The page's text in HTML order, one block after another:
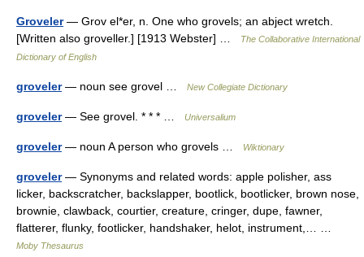
Groveler— Grov el*er, n. One who grovels; an abject wretch.
[Written also groveller.] [1913 Webster] …
The Collaborative International
Dictionary of English
groveler— noun see grovel … New Collegiate Dictionary
groveler— See grovel. * * * … Universalium
groveler— noun A person who grovels … Wiktionary
groveler— Synonyms and related words: apple polisher, ass
licker, backscratcher, backslapper, bootlick, bootlicker, brown nose,
brownie, clawback, courtier, creature, cringer, dupe, fawner,
flatterer, flunky, footlicker, handshaker, helot, instrument,… …
Moby Thesaurus